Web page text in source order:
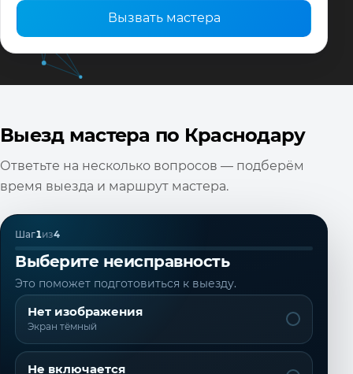
Вызвать мастера
Выезд мастера по Краснодару
Ответьте на несколько вопросов — подберём
время выезда и маршрут мастера.
Шаг1из4
Выберите неисправность
Это поможет подготовиться к выезду.
Нет изображения
Экран тёмный
Не включается